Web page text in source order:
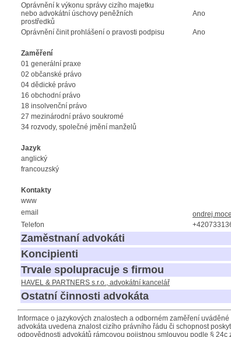
Oprávnění k výkonu správy cizího majetku
nebo advokátní úschovy peněžních
prostředků
Ano
Oprávnění činit prohlášení o pravosti podpisu Ano
Zaměření
01 generální praxe
02 občanské právo
04 dědické právo
16 obchodní právo
18 insolvenční právo
27 mezinárodní právo soukromé
34 rozvody, společné jmění manželů
Jazyk
anglický
francouzský
Kontakty
www
email
Telefon
Zaměstnaní advokáti
Koncipienti
Trvale spolupracuje s firmou
HAVEL & PARTNERS s.r.o., advokátní kancelář
Ostatní činnosti advokáta
Informace o jazykových znalostech a odborném zaměření
advokáta uvedena znalost cizího právního řádu či schopnost
odpovědnosti advokátů rámcovou pojistnou smlouvou podle § 24c